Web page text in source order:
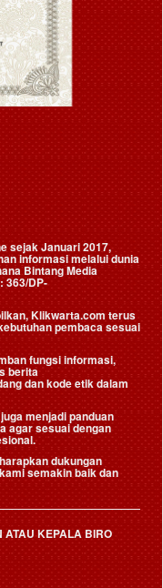
sejak Januari 2017,
informasi melalui dunia
Bintang Media
363/DP-
Klikwarta.com terus
pembaca sesuai
fungsi informasi,
berita
dan kode etik dalam
menjadi panduan
agar sesuai dengan
dukungan
semakin baik dan
ATAU KEPALA BIRO